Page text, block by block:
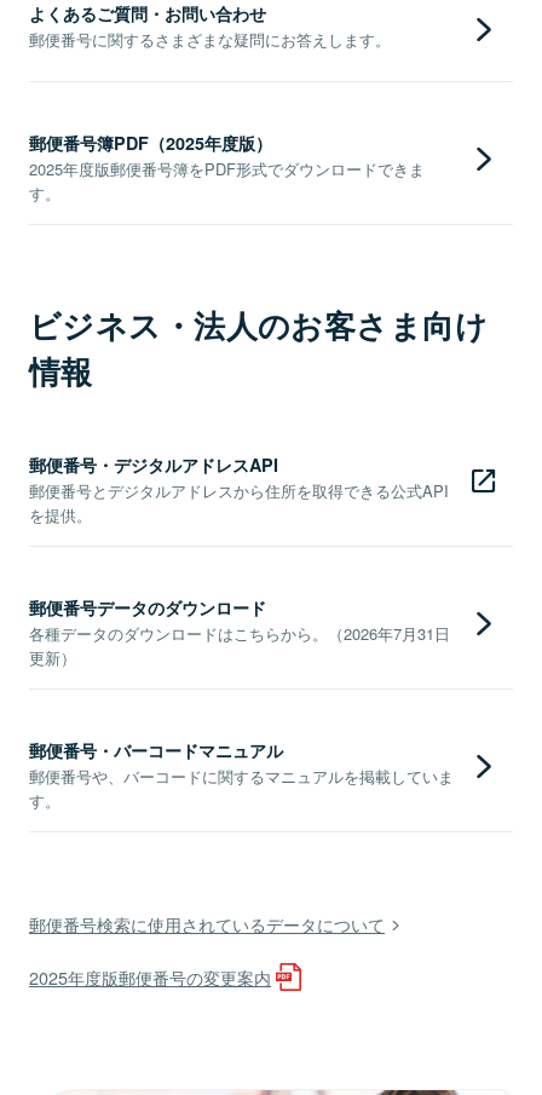
よくあるご質問・お問い合わせ
郵便番号に関するさまざまな疑問にお答えします。
郵便番号簿PDF（2025年度版）
2025年度版郵便番号簿をPDF形式でダウンロードできま
す。
ビジネス・法人のお客さま向け
情報
郵便番号・デジタルアドレスAPI
郵便番号とデジタルアドレスから住所を取得できる公式API
を提供。
郵便番号データのダウンロード
各種データのダウンロードはこちらから。（2026年7月31日
更新）
郵便番号・バーコードマニュアル
郵便番号や、バーコードに関するマニュアルを掲載していま
す。
郵便番号検索に使用されているデータについて
2025年度版郵便番号の変更案内